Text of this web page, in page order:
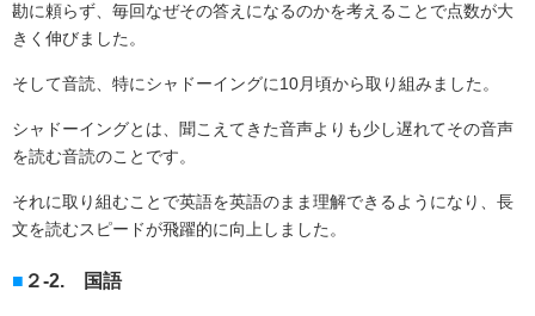
勘に頼らず、毎回なぜその答えになるのかを考えることで点数が大
きく伸びました。
そして音読、特にシャドーイングに10月頃から取り組みました。
シャドーイングとは、聞こえてきた音声よりも少し遅れてその音声
を読む音読のことです。
それに取り組むことで英語を英語のまま理解できるようになり、長
文を読むスピードが飛躍的に向上しました。
２-2. 国語